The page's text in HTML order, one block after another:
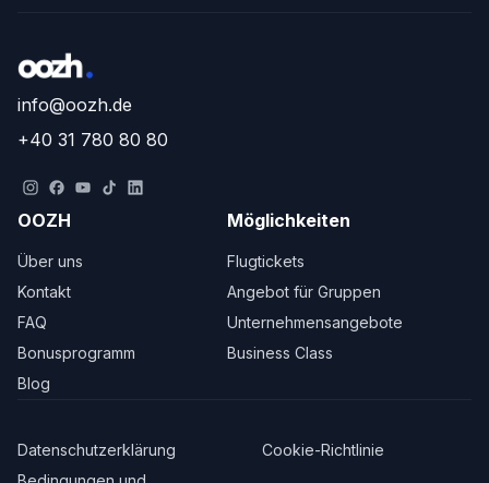
info@oozh.de
+40 31 780 80 80
OOZH
Über uns
Kontakt
FAQ
Bonusprogramm
Blog
Möglichkeiten
Flugtickets
Angebot für Gruppen
Unternehmensangebote
Business Class
Datenschutzerklärung
Cookie-Richtlinie